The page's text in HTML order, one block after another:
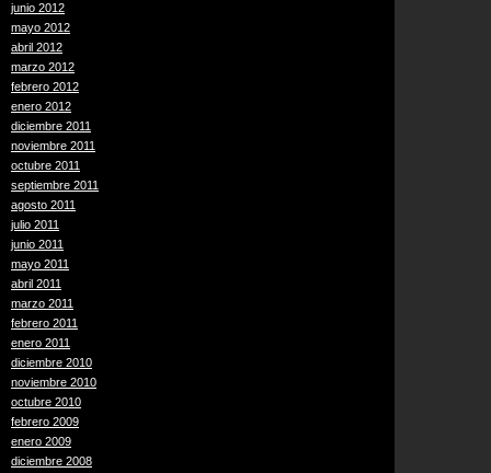
junio 2012
mayo 2012
abril 2012
marzo 2012
febrero 2012
enero 2012
diciembre 2011
noviembre 2011
octubre 2011
septiembre 2011
agosto 2011
julio 2011
junio 2011
mayo 2011
abril 2011
marzo 2011
febrero 2011
enero 2011
diciembre 2010
noviembre 2010
octubre 2010
febrero 2009
enero 2009
diciembre 2008